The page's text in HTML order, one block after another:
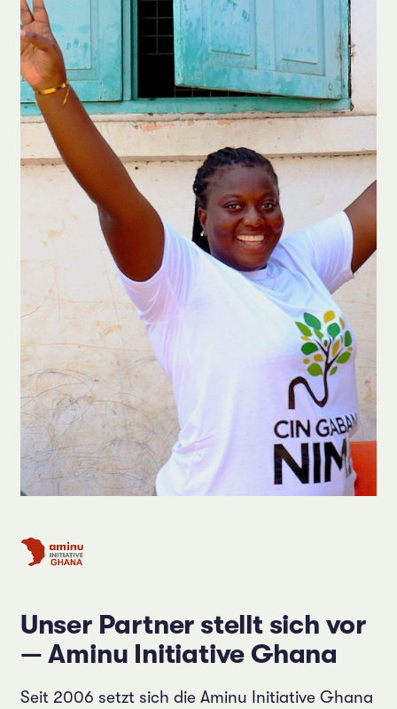
Unser Partner stellt sich vor
— Aminu Initiative Ghana
Seit 2006 setzt sich die Aminu Initiative Ghana